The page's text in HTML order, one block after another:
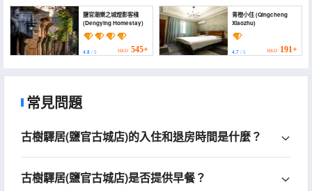
鹽官潮樂之城燈影客棧
(Dengying Homestay)
4.8 / 5 HKD 545+
青橙小住 (Qingcheng
Xiaozhu)
4.7/ 5 HKD 191+
常見問題
古樹驛居(鹽官古城店)的入住和退房時間是什麼？
古樹驛居(鹽官古城店)是否提供早餐？